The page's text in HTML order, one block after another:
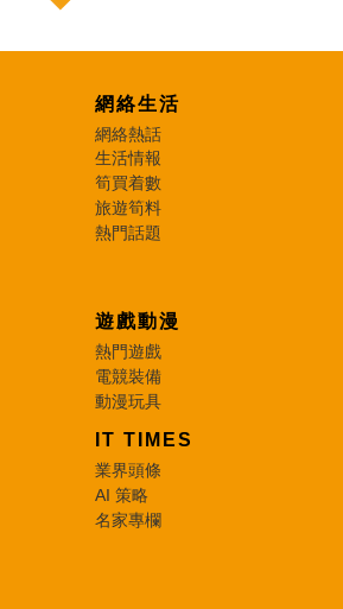
網絡生活
網絡熱話
生活情報
筍買着數
旅遊筍料
熱門話題
遊戲動漫
熱門遊戲
電競裝備
動漫玩具
IT TIMES
業界頭條
AI 策略
名家專欄